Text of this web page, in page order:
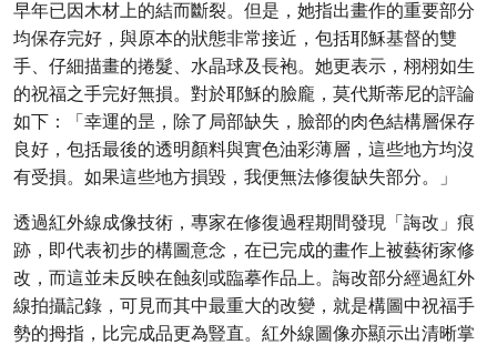
早年已因木材上的結而斷裂。但是，她指出畫作的重要部分
均保存完好，與原本的狀態非常接近，包括耶穌基督的雙
手、仔細描畫的捲髮、水晶球及長袍。她更表示，栩栩如生
的祝福之手完好無損。對於耶穌的臉龐，莫代斯蒂尼的評論
如下：「幸運的昰，除了局部缺失，臉部的肉色結構層保存
良好，包括最後的透明顏料與實色油彩薄層，這些地方均沒
有受損。如果這些地方損毀，我便無法修復缺失部分。」
透過紅外線成像技術，專家在修復過程期間發現「誨改」痕
跡，即代表初步的構圖意念，在已完成的畫作上被藝術家修
改，而這並未反映在蝕刻或臨摹作品上。誨改部分經過紅外
線拍攝記錄，可見而其中最重大的改變，就是構圖中祝福手
勢的拇指，比完成品更為豎直。紅外線圖像亦顯示出清晰掌